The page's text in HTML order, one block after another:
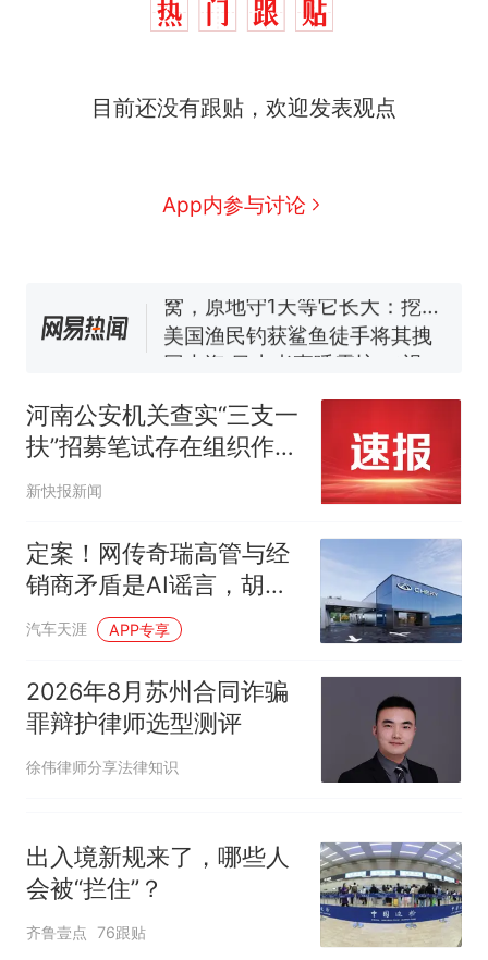
目前还没有跟贴，欢迎发表观点
App内参与讨论
因老师一句“跟我回家”改写了
费大厨“全国小炒肉大王”称
号，仅凭视频评出？中国烹饪
140多朵
美国渔民钓获鲨鱼徒手将其拽
回大海 目击者直呼震惊 （视频
官方通报
热 那个在床头放菜刀的女孩，
因老师一句“跟我回家”改写了
河南公安机关查实“三支一
扶”招募笔试存在组织作弊
犯罪行为
新快报新闻
定案！网传奇瑞高管与经
销商矛盾是AI谣言，胡某
已被行政处罚
汽车天涯 APP专享
2026年8月苏州合同诈骗
罪辩护律师选型测评
徐伟律师分享法律知识
出入境新规来了，哪些人
会被“拦住”？
齐鲁壹点 76跟贴